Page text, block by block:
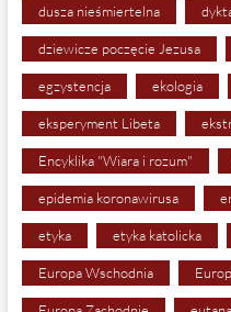
dusza nieśmiertelna
dziewicze poczęcie Jezusa
egzystencja ekologia
eksperyment Libeta
Encyklika "Wiara i rozum"
epidemia koronawirusa
etyka etyka katolicka
Europa Wschodnia